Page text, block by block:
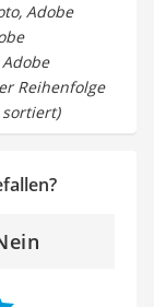
Adobe
Reihenfolge